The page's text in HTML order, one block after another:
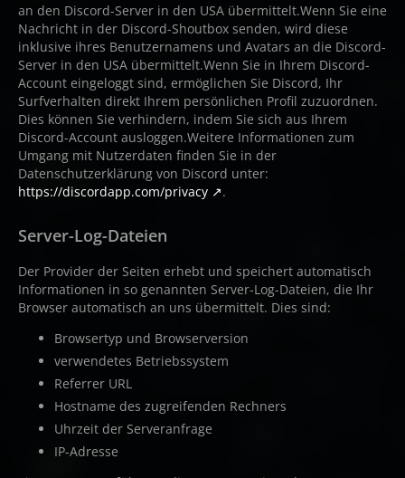
an den Discord-Server in den USA übermittelt.Wenn Sie eine
Nachricht in der Discord-Shoutbox senden, wird diese
inklusive ihres Benutzernamens und Avatars an die Discord-
Server in den USA übermittelt.Wenn Sie in Ihrem Discord-
Account eingeloggt sind, ermöglichen Sie Discord, Ihr
Surfverhalten direkt Ihrem persönlichen Profil zuzuordnen.
Dies können Sie verhindern, indem Sie sich aus Ihrem
Discord-Account ausloggen.Weitere Informationen zum
Umgang mit Nutzerdaten finden Sie in der
Datenschutzerklärung von Discord unter:
https://discordapp.com/privacy
.
Server-Log-Dateien
Der Provider der Seiten erhebt und speichert automatisch
Informationen in so genannten Server-Log-Dateien, die Ihr
Browser automatisch an uns übermittelt. Dies sind:
Browsertyp und Browserversion
verwendetes Betriebssystem
Referrer URL
Hostname des zugreifenden Rechners
Uhrzeit der Serveranfrage
IP-Adresse